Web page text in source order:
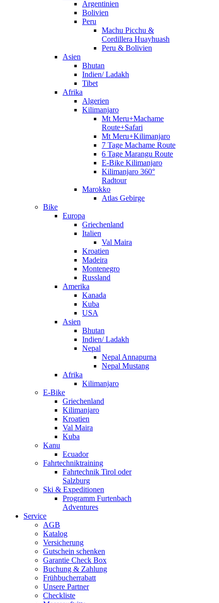
Argentinien
Bolivien
Peru
Machu Picchu &
Cordillera Huayhuash
Peru & Bolivien
Asien
Bhutan
Indien/ Ladakh
Tibet
Afrika
Algerien
Kilimanjaro
Mt Meru+Machame
Route+Safari
Mt Meru+Kilimanjaro
7 Tage Machame Route
6 Tage Marangu Route
E-Bike Kilimanjaro
Kilimanjaro 360°
Radtour
Marokko
Atlas Gebirge
Bike
Europa
Griechenland
Italien
Val Maira
Kroatien
Madeira
Montenegro
Russland
Amerika
Kanada
Kuba
USA
Asien
Bhutan
Indien/ Ladakh
Nepal
Nepal Annapurna
Nepal Mustang
Afrika
Kilimanjaro
E-Bike
Griechenland
Kilimanjaro
Kroatien
Val Maira
Kuba
Kanu
Ecuador
Fahrtechniktraining
Fahrtechnik Tirol oder
Salzburg
Ski & Expeditionen
Programm Furtenbach
Adventures
Service
AGB
Katalog
Versicherung
Gutschein schenken
Garantie Check Box
Buchung & Zahlung
Frühbucherrabatt
Unsere Partner
Checkliste